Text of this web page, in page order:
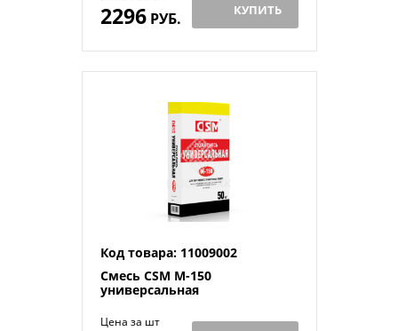
2296РУБ. КУПИТЬ
Код товара: 11009002
Смесь CSM М-150
универсальная
Цена за шт